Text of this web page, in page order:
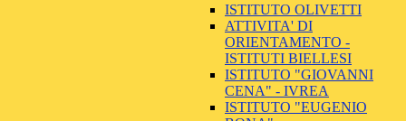
ISTITUTO OLIVETTI
ATTIVITA' DI
ORIENTAMENTO -
ISTITUTI BIELLESI
ISTITUTO "GIOVANNI
CENA" - IVREA
ISTITUTO "EUGENIO